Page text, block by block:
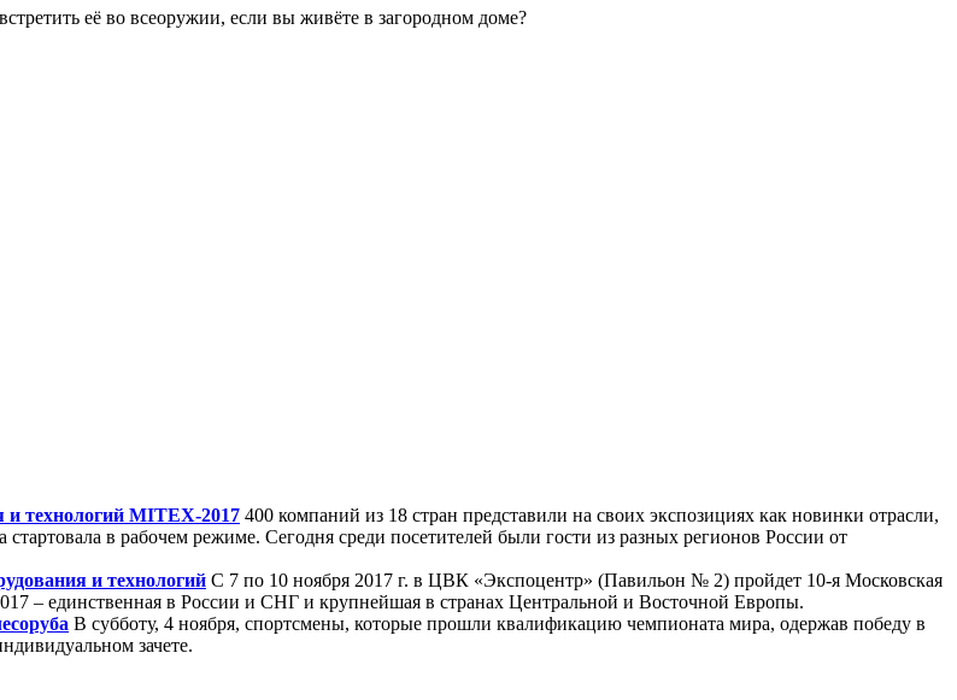
её во всеоружии, если вы живёте в загородном доме?
и технологий MITEX-2017 400 компаний из 18 стран представили на своих экспозициях как новинки отрасли,
в рабочем режиме. Сегодня среди посетителей были гости из разных регионов России от
и технологий С 7 по 10 ноября 2017 г. в ЦВК «Экспоцентр» (Павильон № 2) пройдет 10-я Московская
– единственная в России и СНГ и крупнейшая в странах Центральной и Восточной Европы.
В субботу, 4 ноября, спортсмены, которые прошли квалификацию чемпионата мира, одержав победу в
зачете.